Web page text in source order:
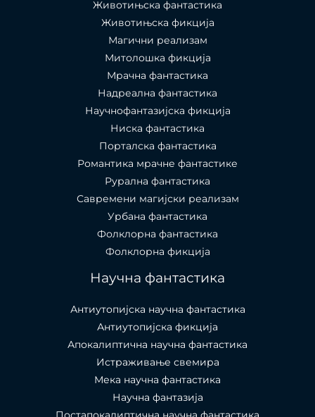
Животињска фантастика
Животињска фикција
Магични реализам
Митолошка фикција
Мрачна фантастика
Надреална фантастика
Научнофантазијска фикција
Ниска фантастика
Порталска фантастика​
Романтика мрачне фантастике
Рурална фантастика
Савремени магијски реализам
Урбана фантастика
Фолклорна фантастика
Фолклорна фикција
Научна фантастика
Антиутопијска научна фантастика
Антиутопијска фикција
Апокалиптична научна фантастика
Истраживање свемира
Мека научна фантастика
Научна фантазија